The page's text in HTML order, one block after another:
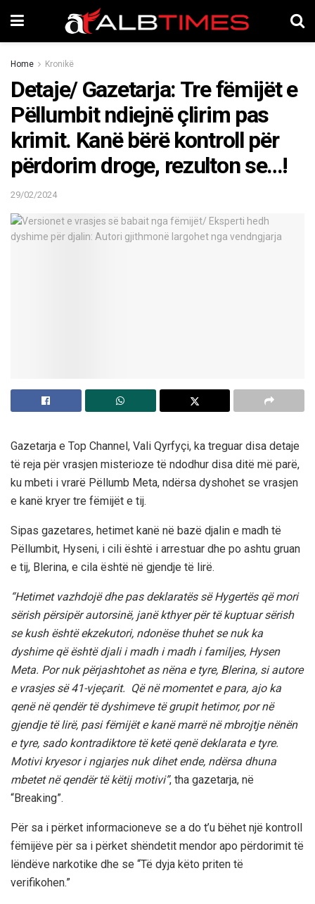
Home Kronikë
Detaje/ Gazetarja: Tre fëmijët e
Pëllumbit ndiejnë çlirim pas
krimit. Kanë bërë kontroll për
përdorim droge, rezulton se…!
29/02/2024
Gazetarja e Top Channel, Vali Qyrfyçi, ka treguar disa detaje
të reja për vrasjen misterioze të ndodhur disa ditë më parë,
ku mbeti i vrarë Pëllumb Meta, ndërsa dyshohet se vrasjen
e kanë kryer tre fëmijët e tij.
Sipas gazetares, hetimet kanë në bazë djalin e madh të
Pëllumbit, Hyseni, i cili është i arrestuar dhe po ashtu gruan
e tij, Blerina, e cila është në gjendje të lirë.
“Hetimet vazhdojë dhe pas deklaratës së Hygertës që mori
sërish përsipër autorsinë, janë kthyer për të kuptuar sërish
se kush është ekzekutori, ndonëse thuhet se nuk ka
dyshime që është djali i madh i madh i familjes, Hysen
Meta. Por nuk përjashtohet as nëna e tyre, Blerina, si autore
e vrasjes së 41-vjeçarit. Që në momentet e para, ajo ka
qenë në qendër të dyshimeve të grupit hetimor, por në
gjendje të lirë, pasi fëmijët e kanë marrë në mbrojtje nënën
e tyre, sado kontradiktore të ketë qenë deklarata e tyre.
Motivi kryesor i ngjarjes nuk dihet ende, ndërsa dhuna
mbetet në qendër të këtij motivi”, tha gazetarja, në
“Breaking”.
Për sa i përket informacioneve se a do t’u bëhet një kontroll
fëmijëve për sa i përket shëndetit mendor apo përdorimit të
lëndëve narkotike dhe se “Të dyja këto priten të
verifikohen.”